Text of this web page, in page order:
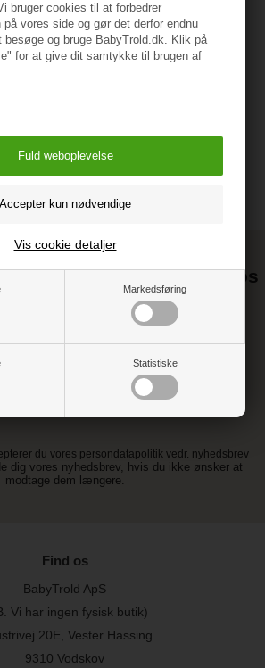
bruger cookies til at forbedrer
på vores side og gør det derfor endnu
besøge og bruge BabyTrold.dk. Klik på
for at give dit samtykke til brugen af
Markedsføring
Statistiske
Vis cookie detaljer
billigere at handle hos
og gå ikke glip af gode tilbud
du vores persondatapolitik vedr. nyhedsbrev
dig vores nyhedsbrev, hvis du ikke ønsker at
modtage dem længere.
Find os
BabyTrold ApS
Vi har ingen fysisk butik)
20E, Vester Hassing
9310 Vodskov